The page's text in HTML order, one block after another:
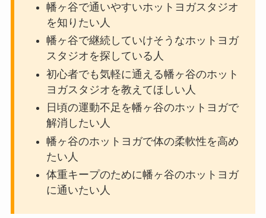
幡ヶ谷で通いやすいホットヨガスタジオ
を知りたい人
幡ヶ谷で継続していけそうなホットヨガ
スタジオを探している人
初心者でも気軽に通える幡ヶ谷のホット
ヨガスタジオを教えてほしい人
日頃の運動不足を幡ヶ谷のホットヨガで
解消したい人
幡ヶ谷のホットヨガで体の柔軟性を高め
たい人
体重キープのために幡ヶ谷のホットヨガ
に通いたい人